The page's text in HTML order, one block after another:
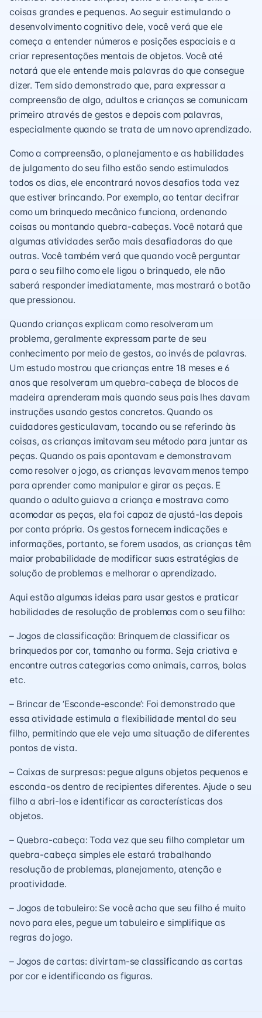
coisas grandes e pequenas. Ao seguir estimulando o
desenvolvimento cognitivo dele, você verá que ele
começa a entender números e posições espaciais e a
criar representações mentais de objetos. Você até
notará que ele entende mais palavras do que consegue
dizer. Tem sido demonstrado que, para expressar a
compreensão de algo, adultos e crianças se comunicam
primeiro através de gestos e depois com palavras,
especialmente quando se trata de um novo aprendizado.
Como a compreensão, o planejamento e as habilidades
de julgamento do seu filho estão sendo estimulados
todos os dias, ele encontrará novos desafios toda vez
que estiver brincando. Por exemplo, ao tentar decifrar
como um brinquedo mecânico funciona, ordenando
coisas ou montando quebra-cabeças. Você notará que
algumas atividades serão mais desafiadoras do que
outras. Você também verá que quando você perguntar
para o seu filho como ele ligou o brinquedo, ele não
saberá responder imediatamente, mas mostrará o botão
que pressionou.
Quando crianças explicam como resolveram um
problema, geralmente expressam parte de seu
conhecimento por meio de gestos, ao invés de palavras.
Um estudo mostrou que crianças entre 18 meses e 6
anos que resolveram um quebra-cabeça de blocos de
madeira aprenderam mais quando seus pais lhes davam
instruções usando gestos concretos. Quando os
cuidadores gesticulavam, tocando ou se referindo às
coisas, as crianças imitavam seu método para juntar as
peças. Quando os pais apontavam e demonstravam
como resolver o jogo, as crianças levavam menos tempo
para aprender como manipular e girar as peças. E
quando o adulto guiava a criança e mostrava como
acomodar as peças, ela foi capaz de ajustá-las depois
por conta própria. Os gestos fornecem indicações e
informações, portanto, se forem usados, as crianças têm
maior probabilidade de modificar suas estratégias de
solução de problemas e melhorar o aprendizado.
Aqui estão algumas ideias para usar gestos e praticar
habilidades de resolução de problemas com o seu filho:
– Jogos de classificação: Brinquem de classificar os
brinquedos por cor, tamanho ou forma. Seja criativa e
encontre outras categorias como animais, carros, bolas
etc.
– Brincar de ‘Esconde-esconde’: Foi demonstrado que
essa atividade estimula a flexibilidade mental do seu
filho, permitindo que ele veja uma situação de diferentes
pontos de vista.
– Caixas de surpresas: pegue alguns objetos pequenos e
esconda-os dentro de recipientes diferentes. Ajude o seu
filho a abri-los e identificar as características dos
objetos.
– Quebra-cabeça: Toda vez que seu filho completar um
quebra-cabeça simples ele estará trabalhando
resolução de problemas, planejamento, atenção e
proatividade.
– Jogos de tabuleiro: Se você acha que seu filho é muito
novo para eles, pegue um tabuleiro e simplifique as
regras do jogo.
– Jogos de cartas: divirtam-se classificando as cartas
por cor e identificando as figuras.